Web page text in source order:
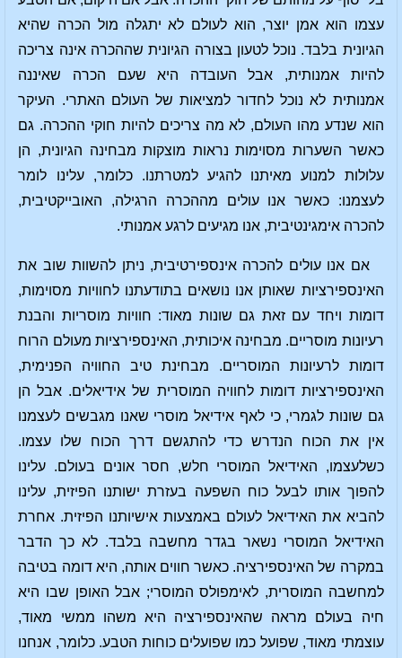
עצמו הוא אמן יוצר, הוא לעולם לא יתגלה מול הכרה שהיא
הגיונית בלבד. נוכל לטעון בצורה הגיונית שההכרה אינה צריכה
להיות אמנותית, אבל העובדה היא שעם הכרה שאיננה
אמנותית לא נוכל לחדור למציאות של העולם האתרי. העיקר
הוא שנדע מהו העולם, לא מה צריכים להיות חוקי ההכרה. גם
כאשר השערות מסוימות נראות מוצקות מבחינה הגיונית, הן
עלולות למנוע מאיתנו להגיע למטרתנו. כלומר, עלינו לומר
לעצמנו: כאשר אנו עולים מההכרה הרגילה, האובייקטיבית,
להכרה אימגינטיבית, אנו מגיעים לרגע אמנותי.
אם אנו עולים להכרה אינספירטיבית, ניתן להשוות שוב את
האינספירציות שאותן אנו נושאים בתודעתנו לחוויות מסוימות,
דומות ויחד עם זאת גם שונות מאוד: חוויות מוסריות והבנת
רעיונות מוסריים. מבחינה איכותית, האינספירציות מעולם הרוח
דומות לרעיונות המוסריים. מבחינת טיב החוויה הפנימית,
האינספירציות דומות לחוויה המוסרית של אידיאלים. אבל הן
גם שונות לגמרי, כי לאף אידיאל מוסרי שאנו מגבשים לעצמנו
אין את הכוח הנדרש כדי להתגשם דרך הכוח שלו עצמו.
כשלעצמו, האידיאל המוסרי חלש, חסר אונים בעולם. עלינו
להפוך אותו לבעל כוח השפעה בעזרת ישותנו הפיזית, עלינו
להביא את האידיאל לעולם באמצעות אישיותנו הפיזית. אחרת
האידיאל המוסרי נשאר בגדר מחשבה בלבד. לא כך הדבר
במקרה של האינספירציה. כאשר חווים אותה, היא דומה בטיבה
למחשבה המוסרית, לאימפולס המוסרי; אבל האופן שבו היא
חיה בעולם מראה שהאינספירציה היא משהו ממשי מאוד,
עוצמתי מאוד, שפועל כמו שפועלים כוחות הטבע. כלומר, אנחנו